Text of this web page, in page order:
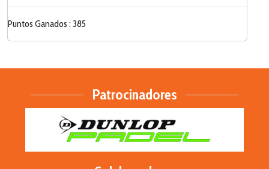
Puntos Ganados : 385
Patrocinadores